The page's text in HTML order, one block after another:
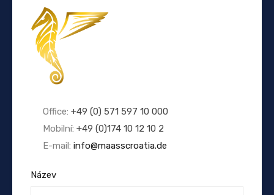
Office: +49 (0) 571 597 10 000
Mobilní: +49 (0)174 10 12 10 2
E-mail: info@maasscroatia.de
Název